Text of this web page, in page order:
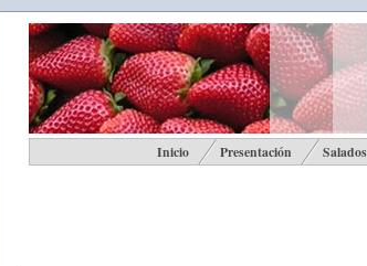
Inicio Presentación Salados